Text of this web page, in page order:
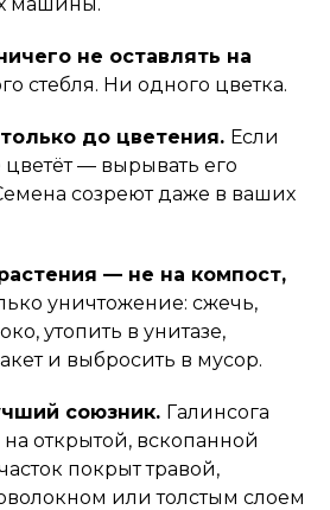
не оставлять на
стебля. Ни одного цветка.
до цветения. Если
цветёт — вырывать его
созреют даже в ваших
— не на компост,
уничтожение: сжечь,
утопить в унитазе,
и выбросить в мусор.
союзник. Галинсога
на открытой, вскопанной
покрыт травой,
или толстым слоем